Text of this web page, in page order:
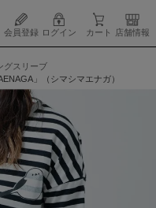
会員登録 ログイン カート 店舗情報
グスリーブ
」（シマシマエナガ）